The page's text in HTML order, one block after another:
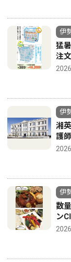
伊
猛
注
伊
湘
護
伊
数
ン